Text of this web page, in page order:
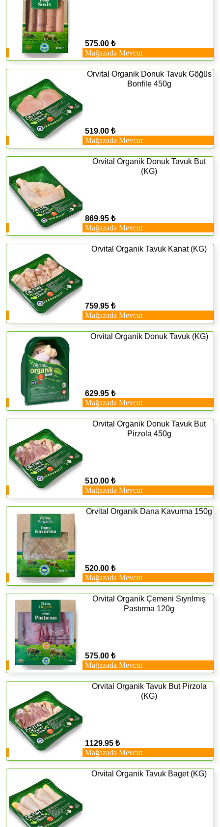
575.00 ₺
Mağazada Mevcut
Orvital Organik Donuk Tavuk Göğüs
Bonfile 450g
519.00 ₺
Mağazada Mevcut
Orvital Organik Donuk Tavuk But
(KG)
869.95 ₺
Mağazada Mevcut
Orvital Organik Tavuk Kanat (KG)
759.95 ₺
Mağazada Mevcut
Orvital Organik Donuk Tavuk (KG)
629.95 ₺
Mağazada Mevcut
Orvital Organik Donuk Tavuk But
Pirzola 450g
510.00 ₺
Mağazada Mevcut
Orvital Organik Dana Kavurma 150g
520.00 ₺
Mağazada Mevcut
Orvital Organik Çemeni Sıyrılmış
Pastırma 120g
575.00 ₺
Mağazada Mevcut
Orvital Organik Tavuk But Pirzola
(KG)
1129.95 ₺
Mağazada Mevcut
Orvital Organik Tavuk Baget (KG)